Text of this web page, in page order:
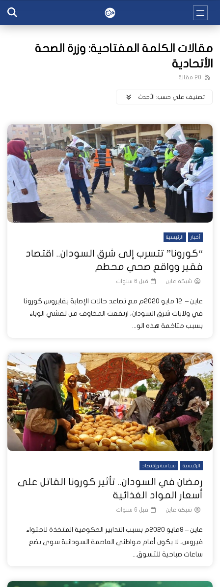
مقالات الكلمة المفتاحية: وزرة الصحة
الأتحادية
20 مقالة
تصنيف علي حسب: اﻷحدث
أخبار الرئيسية
“كورونا” تتسرب إلى شرق السودان.. اقتصاد
فقير وواقع صحي محطم
شبكة عاين قبل 6 سنوات
عاين – 12 مايو 2020م مع تصاعد حالات الإصابة بفايروس كورونا
في ولايات شرق السودان، ارتفعت المخاوف من تفشي الوباء
بسبب متاخمة هذه الو...
الرئيسية سياسة وإقتصاد
رمضان في السودان.. تأثير كورونا القاتل على
أسعار المواد الغذائية
شبكة عاين قبل 6 سنوات
عاين – 9مايو 2020م بسبب التدابير الحكومية المتخذة لاحتواء
فيروس، لا يكون أمام مواطني العاصمة السودانية سوى بضع
ساعات صباحية للتسوق...